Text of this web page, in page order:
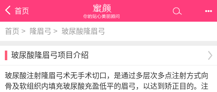
首页 •••
首页 > 隆眉弓 > 玻尿酸隆眉弓
玻尿酸隆眉弓项目介绍
玻尿酸注射隆眉弓术无手术切口，是通过多层次多点注射方式向
骨及软组织内填充玻尿酸充盈低平的眉弓，以达到矫正目的。注